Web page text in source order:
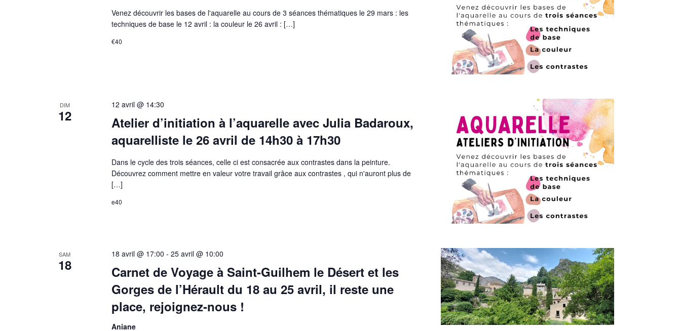
Venez découvrir les bases de l'aquarelle au cours de 3 séances thématiques le 29 mars : les
techniques de base le 12 avril : la couleur le 26 avril : […]
€40
DIM
12
Atelier d’initiation à l’aquarelle avec Julia Badaroux,
aquarelliste le 26 avril de 14h30 à 17h30
12 avril @ 14:30
Dans le cycle des trois séances, celle ci est consacrée aux contrastes dans la peinture.
Découvrez comment mettre en valeur votre travail grâce aux contrastes , qui n'auront plus de
[…]
e40
SAM
18
Carnet de Voyage à Saint-Guilhem le Désert et les
Gorges de l’Hérault du 18 au 25 avril, il reste une
place, rejoignez-nous !
18 avril @ 17:00 - 25 avril @ 10:00
Aniane